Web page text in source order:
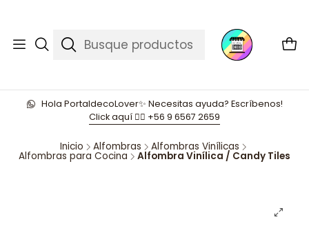
Hola PortaldecoLover✨ Necesitas ayuda? Escríbenos!
Click aquí 👉🏼 +56 9 6567 2659
Inicio Alfombras Alfombras Vinílicas
Alfombras para Cocina Alfombra Vinílica / Candy Tiles